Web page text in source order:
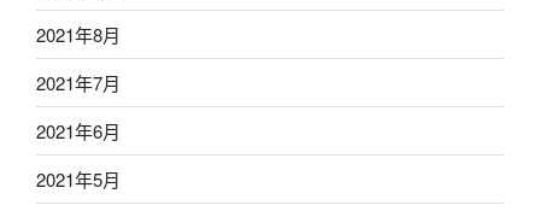
2021年8月
2021年7月
2021年6月
2021年5月